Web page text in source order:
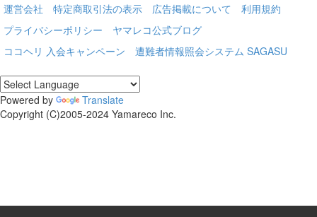
運営会社
特定商取引法の表示 広告掲載について
利用規約
プライバシーポリシー
ヤマレコ公式ブログ
ココヘリ 入会キャンペーン
遭難者情報照会システム SAGASU
Powered by
Translate
Copyright (C)2005-2024 Yamareco Inc.